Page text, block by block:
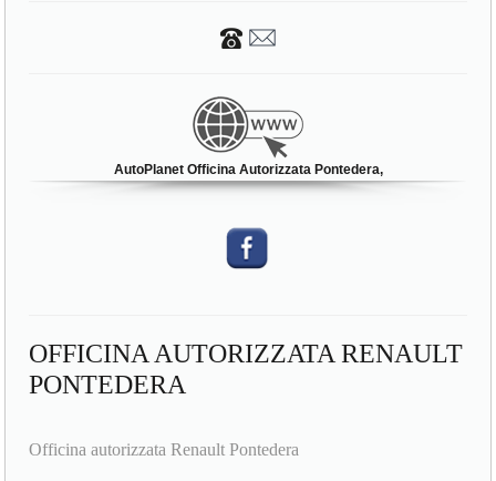
AutoPlanet Officina Autorizzata Pontedera,
OFFICINA AUTORIZZATA RENAULT
PONTEDERA
Officina autorizzata Renault Pontedera